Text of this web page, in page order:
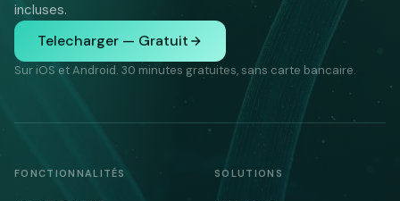
incluses.
Telecharger — Gratuit
Sur iOS et Android. 30 minutes gratuites, sans carte bancaire.
FONCTIONNALITÉS SOLUTIONS